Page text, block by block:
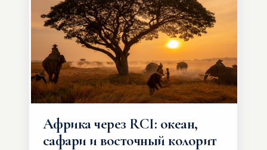
и запоминающееся :)
Африка через RCI: океан,
сафари и восточный колорит